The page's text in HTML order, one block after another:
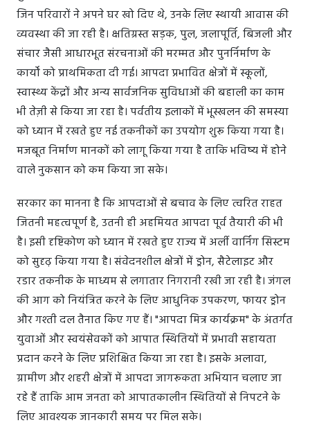
जिन परिवारों ने अपने घर खो दिए थे, उनके लिए स्थायी आवास की
व्यवस्था की जा रही है। क्षतिग्रस्त सड़क, पुल, जलापूर्ति, बिजली और
संचार जैसी आधारभूत संरचनाओं की मरम्मत और पुनर्निर्माण के
कार्यों को प्राथमिकता दी गई। आपदा प्रभावित क्षेत्रों में स्कूलों,
स्वास्थ्य केंद्रों और अन्य सार्वजनिक सुविधाओं की बहाली का काम
भी तेज़ी से किया जा रहा है। पर्वतीय इलाकों में भूस्खलन की समस्या
को ध्यान में रखते हुए नई तकनीकों का उपयोग शुरू किया गया है।
मजबूत निर्माण मानकों को लागू किया गया है ताकि भविष्य में होने
वाले नुकसान को कम किया जा सके।
सरकार का मानना है कि आपदाओं से बचाव के लिए त्वरित राहत
जितनी महत्वपूर्ण है, उतनी ही अहमियत आपदा पूर्व तैयारी की भी
है। इसी दृष्टिकोण को ध्यान में रखते हुए राज्य में अर्ली वार्निंग सिस्टम
को सुदृढ़ किया गया है। संवेदनशील क्षेत्रों में ड्रोन, सैटेलाइट और
रडार तकनीक के माध्यम से लगातार निगरानी रखी जा रही है। जंगल
की आग को नियंत्रित करने के लिए आधुनिक उपकरण, फायर ड्रोन
और गश्ती दल तैनात किए गए हैं। "आपदा मित्र कार्यक्रम" के अंतर्गत
युवाओं और स्वयंसेवकों को आपात स्थितियों में प्रभावी सहायता
प्रदान करने के लिए प्रशिक्षित किया जा रहा है। इसके अलावा,
ग्रामीण और शहरी क्षेत्रों में आपदा जागरूकता अभियान चलाए जा
रहे हैं ताकि आम जनता को आपातकालीन स्थितियों से निपटने के
लिए आवश्यक जानकारी समय पर मिल सके।